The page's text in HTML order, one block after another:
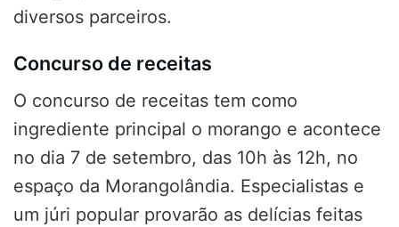
diversos parceiros.
Concurso de receitas
O concurso de receitas tem como
ingrediente principal o morango e acontece
no dia 7 de setembro, das 10h às 12h, no
espaço da Morangolândia. Especialistas e
um júri popular provarão as delícias feitas